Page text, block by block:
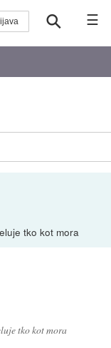
☰
tko kot mora
tko kot mora